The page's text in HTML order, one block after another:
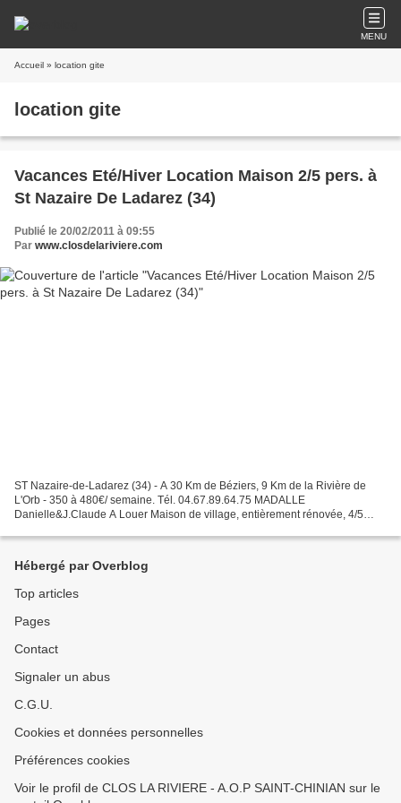
MENU
Accueil » location gite
location gite
Vacances Eté/Hiver Location Maison 2/5 pers. à
St Nazaire De Ladarez (34)
Publié le 20/02/2011 à 09:55
Par www.closdelariviere.com
ST Nazaire-de-Ladarez (34) - A 30 Km de Béziers, 9 Km de la Rivière de
L'Orb - 350 à 480€/ semaine. Tél. 04.67.89.64.75 MADALLE
Danielle&J.Claude A Louer Maison de village, entièrement rénovée, 4/5
Hébergé par Overblog
Top articles
Pages
Contact
Signaler un abus
C.G.U.
Cookies et données personnelles
Préférences cookies
Voir le profil de CLOS LA RIVIERE - A.O.P SAINT-CHINIAN sur le